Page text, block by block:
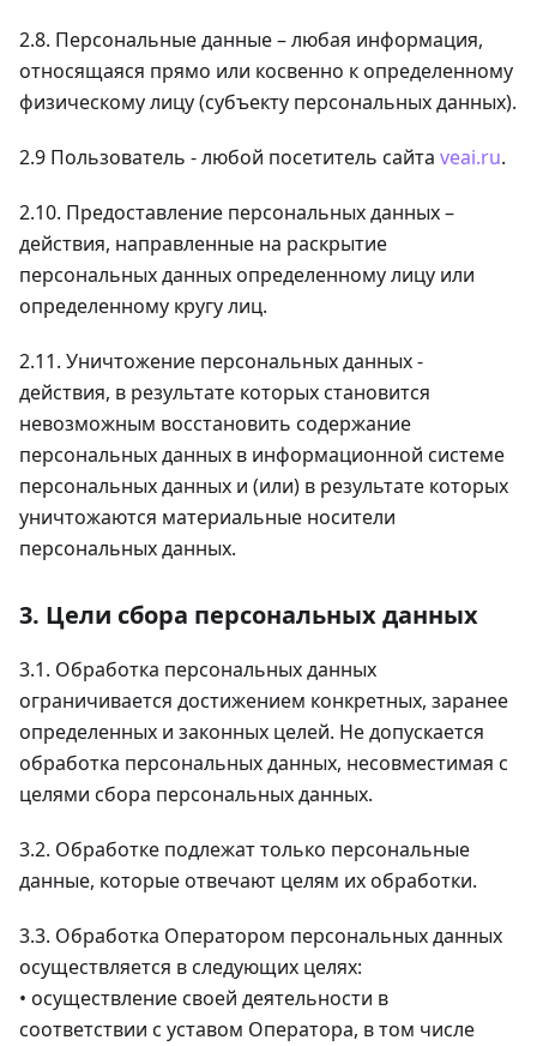
2.8. Персональные данные – любая информация,
относящаяся прямо или косвенно к определенному
физическому лицу (субъекту персональных данных).
2.9 Пользователь - любой посетитель сайта veai.ru.
2.10. Предоставление персональных данных –
действия, направленные на раскрытие
персональных данных определенному лицу или
определенному кругу лиц.
2.11. Уничтожение персональных данных -
действия, в результате которых становится
невозможным восстановить содержание
персональных данных в информационной системе
персональных данных и (или) в результате которых
уничтожаются материальные носители
персональных данных.
3. Цели сбора персональных данных
3.1. Обработка персональных данных
ограничивается достижением конкретных, заранее
определенных и законных целей. Не допускается
обработка персональных данных, несовместимая с
целями сбора персональных данных.
3.2. Обработке подлежат только персональные
данные, которые отвечают целям их обработки.
3.3. Обработка Оператором персональных данных
осуществляется в следующих целях:
• осуществление своей деятельности в
соответствии с уставом Оператора, в том числе